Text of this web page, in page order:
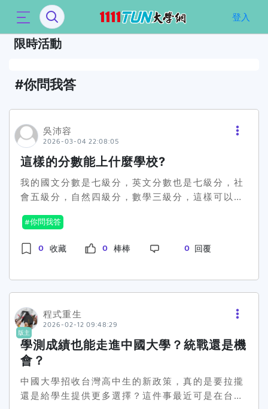
登入
限時活動
你問我答
吳沛容
2026-03-04 22:08:05
這樣的分數能上什麼學校?
我的國文分數是七級分，英文分數也是七級分，社
會五級分，自然四級分，數學三級分，這樣可以填
你問我答
0 收藏 0 棒棒 0 回覆
版主
程式重生
2026-02-12 09:48:29
學測成績也能走進中國大學？統戰還是機
會？
中國大學招收台灣高中生的新政策，真的是要拉攏
還是給學生提供更多選擇？這件事最近可是在台灣